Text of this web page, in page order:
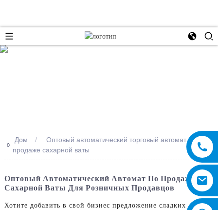
>> Дом
Оптовый автоматический торговый автомат по
продаже сахарной ваты
Оптовый Автоматический Автомат По Продаже
Сахарной Ваты Для Розничных Продавцов
Хотите добавить в свой бизнес предложение сладких